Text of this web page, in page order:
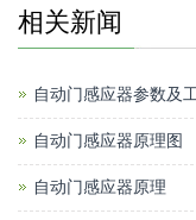
相关新闻
自动门感应器参数及
自动门感应器原理图
自动门感应器原理